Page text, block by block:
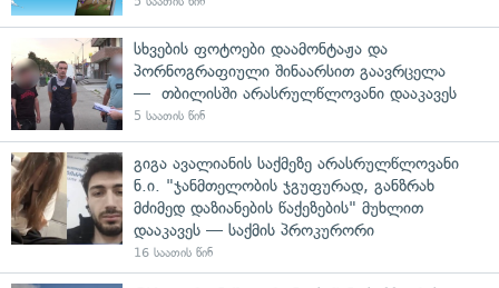
სხვების ფოტოები დაამონტაჟა და
პორნოგრაფიული შინაარსით გაავრცელა
— თბილისში არასრულწლოვანი დააკავეს
5 საათის წინ
გიგა ავალიანის საქმეზე არასრულწლოვანი
ნ.ი. "ჯანმთელობის ჯგუფურად, განზრახ
მძიმედ დაზიანების წაქეზების" მუხლით
დააკავეს — საქმის პროკურორი
16 საათის წინ